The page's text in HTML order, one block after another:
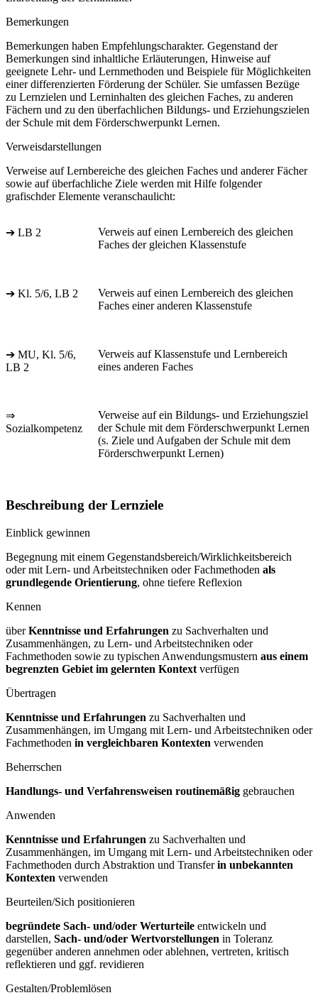
Bemerkungen
Bemerkungen haben Empfehlungscharakter. Gegenstand der
Bemerkungen sind inhaltliche Erläuterungen, Hinweise auf
geeignete Lehr- und Lernmethoden und Beispiele für Möglichkeiten
einer differenzierten Förderung der Schüler. Sie umfassen Bezüge
zu Lernzielen und Lerninhalten des gleichen Faches, zu anderen
Fächern und zu den überfachlichen Bildungs- und Erziehungszielen
der Schule mit dem Förderschwerpunkt Lernen.
Verweisdarstellungen
Verweise auf Lernbereiche des gleichen Faches und anderer Fächer
sowie auf überfachliche Ziele werden mit Hilfe folgender
grafischder Elemente veranschaulicht:
➔ LB 2
Verweis auf einen Lernbereich des gleichen
Faches der gleichen Klassenstufe
➔ Kl. 5/6, LB 2
Verweis auf einen Lernbereich des gleichen
Faches einer anderen Klassenstufe
➔ MU, Kl. 5/6,
LB 2
Verweis auf Klassenstufe und Lernbereich
eines anderen Faches
⇒
Sozialkompetenz
Verweise auf ein Bildungs- und Erziehungsziel
der Schule mit dem Förderschwerpunkt Lernen
(s. Ziele und Aufgaben der Schule mit dem
Förderschwerpunkt Lernen)
Beschreibung der Lernziele
Einblick gewinnen
Begegnung mit einem Gegenstandsbereich/Wirklichkeitsbereich
oder mit Lern- und Arbeitstechniken oder Fachmethoden als
grundlegende Orientierung, ohne tiefere Reflexion
Kennen
überKenntnisse und Erfahrungen zu Sachverhalten und
Zusammenhängen, zu Lern- und Arbeitstechniken oder
Fachmethoden sowie zu typischen Anwendungsmustern aus einem
begrenzten Gebiet im gelernten Kontext verfügen
Übertragen
Kenntnisse und Erfahrungen zu Sachverhalten und
Zusammenhängen, im Umgang mit Lern- und Arbeitstechniken oder
Fachmethoden in vergleichbaren Kontexten verwenden
Beherrschen
Handlungs- und Verfahrensweisen routinemäßig gebrauchen
Anwenden
Kenntnisse und Erfahrungen zu Sachverhalten und
Zusammenhängen, im Umgang mit Lern- und Arbeitstechniken oder
Fachmethoden durch Abstraktion und Transferin unbekannten
Kontexten verwenden
Beurteilen/Sich positionieren
begründete Sach- und/oder Werturteile entwickeln und
darstellen, Sach- und/oder Wertvorstellungen in Toleranz
gegenüber anderen annehmen oder ablehnen, vertreten, kritisch
reflektieren und ggf. revidieren
Gestalten/Problemlösen